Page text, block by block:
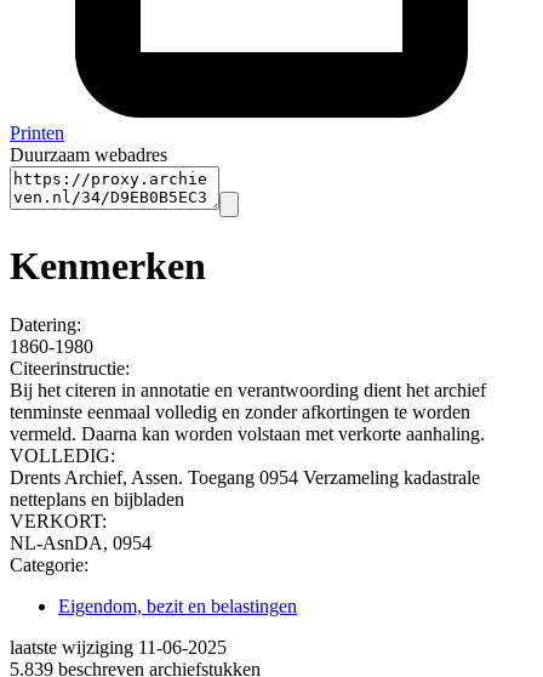
Printen
Duurzaam webadres
Kenmerken
Datering:
1860-1980
Citeerinstructie:
Bij het citeren in annotatie en verantwoording dient het archief
tenminste eenmaal volledig en zonder afkortingen te worden
vermeld. Daarna kan worden volstaan met verkorte aanhaling.
VOLLEDIG:
Drents Archief, Assen. Toegang 0954 Verzameling kadastrale
netteplans en bijbladen
VERKORT:
NL-AsnDA, 0954
Categorie:
Eigendom, bezit en belastingen
laatste wijziging 11-06-2025
5.839 beschreven archiefstukken